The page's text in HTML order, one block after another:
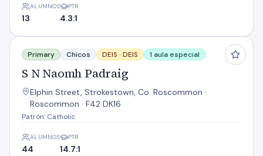
ALUMNOS
13
PTR
4.3:1
S N Naomh Padraig
Primary Chicos DEIS · DEIS 1 aula especial
S N Naomh Padraig
Elphin Street, Strokestown, Co. Roscommon ·
Roscommon · F42 DK16
Patrón: Catholic
ALUMNOS
44
PTR
14.7:1